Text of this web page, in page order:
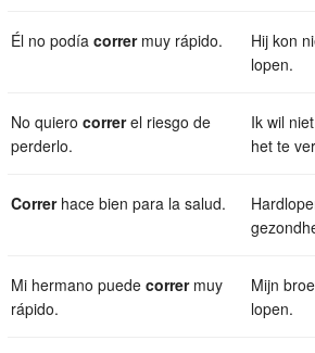
Él no podía corrermuy rápido.
Hij kon
lopen.
No quiero correrel riesgo de
perderlo.
Ik wil
het te
Correrhace bien para la salud.
Mi hermano puede corrermuy
rápido.
Mijn
lopen.